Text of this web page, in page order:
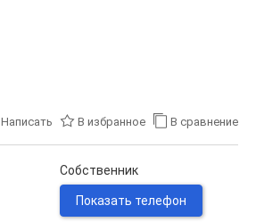
Написать В избранное В сравнение
Собственник
Показать телефон